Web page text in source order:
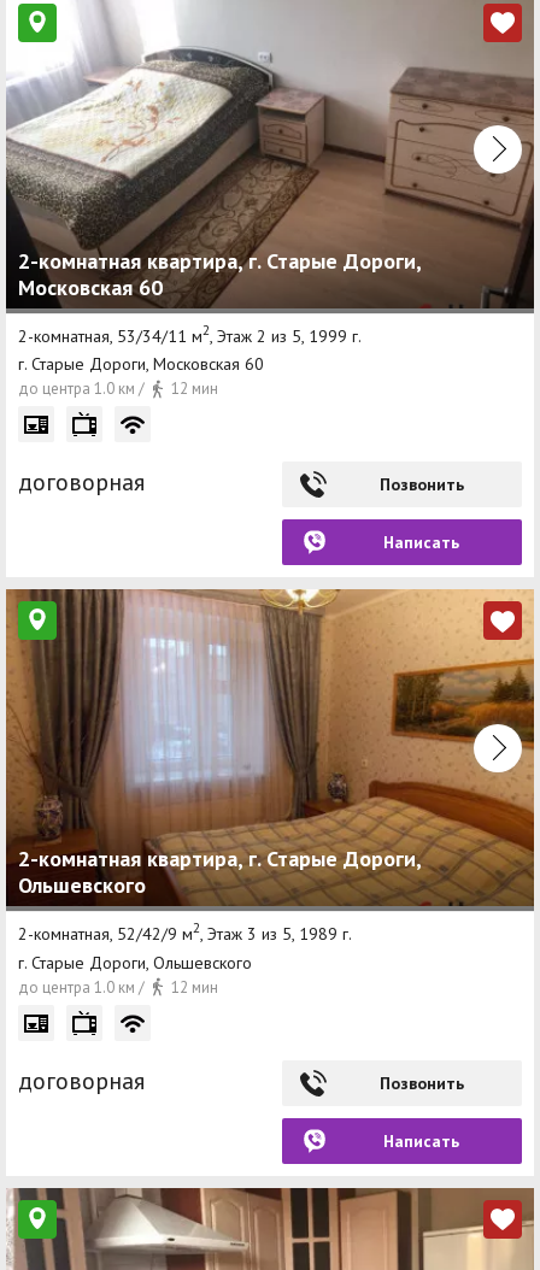
2-комнатная квартира, г. Старые Дороги,
Московская 60
2-комнатная, 53/34/11 м2 , Этаж 2 из 5, 1999 г.
г. Старые Дороги, Московская 60
до центра 1.0 км / 12 мин
договорная Позвонить
Написать
2-комнатная квартира, г. Старые Дороги,
Ольшевского
2-комнатная, 52/42/9 м2, Этаж 3 из 5, 1989 г.
г. Старые Дороги, Ольшевского
до центра 1.0 км / 12 мин
договорная Позвонить
Написать